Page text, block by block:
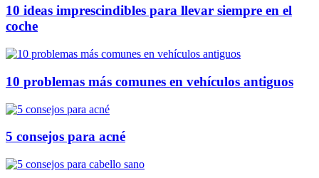
10 ideas imprescindibles para llevar siempre en el
coche
10 problemas más comunes en vehículos antiguos
5 consejos para acné